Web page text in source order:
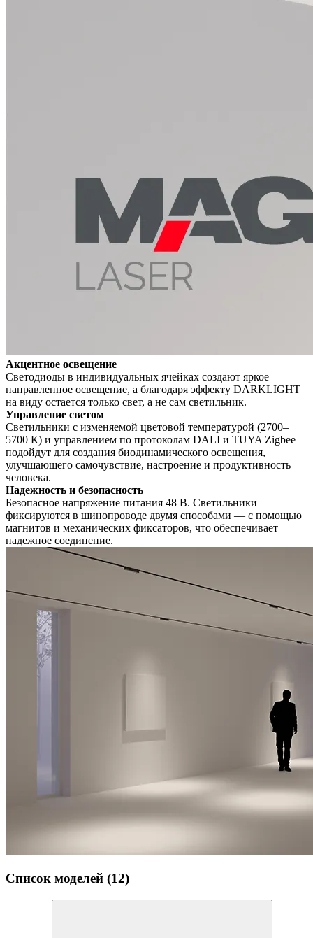
Акцентное освещение
Светодиоды в индивидуальных ячейках создают яркое
направленное освещение, а благодаря эффекту DARKLIGHT
на виду остается только свет, а не сам светильник.
Управление светом
Светильники с изменяемой цветовой температурой (2700–
5700 К) и управлением по протоколам DALI и TUYA Zigbee
подойдут для создания биодинамического освещения,
улучшающего самочувствие, настроение и продуктивность
человека.
Надежность и безопасность
Безопасное напряжение питания 48 В. Светильники
фиксируются в шинопроводе двумя способами — с помощью
магнитов и механических фиксаторов, что обеспечивает
надежное соединение.
Список моделей (12)